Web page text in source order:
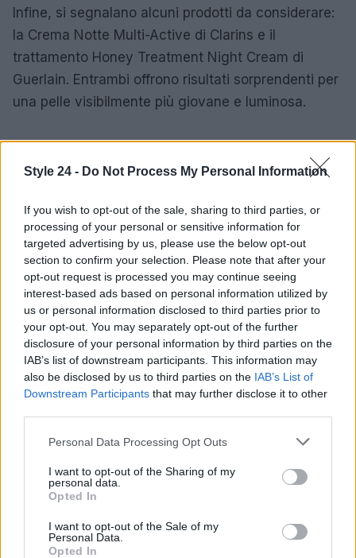
Style 24 - Do Not Process My Personal Information
If you wish to opt-out of the sale, sharing to third parties, or
processing of your personal or sensitive information for
targeted advertising by us, please use the below opt-out
section to confirm your selection. Please note that after your
opt-out request is processed you may continue seeing
interest-based ads based on personal information utilized by
us or personal information disclosed to third parties prior to
your opt-out. You may separately opt-out of the further
disclosure of your personal information by third parties on the
IAB’s list of downstream participants. This information may
also be disclosed by us to third parties on the IAB’s List of
Downstream Participants that may further disclose it to other
Please note that this website/app uses one or more Google
not limited to your visit or usage behaviour. You may click to
grant or deny consent to Google and its third-party tags to
use your data for below specified purposes in below Google
consent section.
Personal Data Processing Opt Outs
I want to opt-out of the Sharing of my
personal data.
Opted In
I want to opt-out of the Sale of my
Personal Data.
Opted In
Infine, si segnalano alcuni prodotti da considerare:
la Crema Notte Multi-Active di Clarins e il
trattamento Honey Treatment Night Cream di
Guerlain. Entrambi offrono risultati sorprendenti per
una pelle visibilmente più giovane e luminosa.
AUTORE